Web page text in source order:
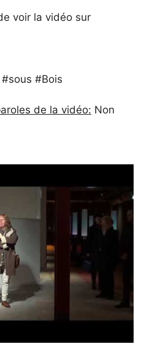
voir la vidéo sur
#Bois
de la vidéo: Non